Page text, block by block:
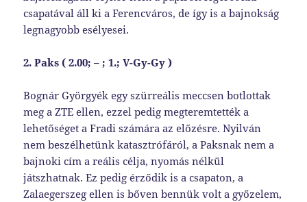
csapatával áll ki a Ferencváros, de így is a bajnokság
legnagyobb esélyesei.
2. Paks ( 2.00; – ; 1.;V-Gy-Gy )
Bognár Györgyék egy szürreális meccsen botlottak
meg a ZTE ellen, ezzel pedig megteremtették a
lehetőséget a Fradi számára az előzésre. Nyilván
nem beszélhetünk katasztrófáról, a Paksnak nem a
bajnoki cím a reális célja, nyomás nélkül
játszhatnak. Ez pedig érződik is a csapaton, a
Zalaegerszeg ellen is bőven bennük volt a győzelem,